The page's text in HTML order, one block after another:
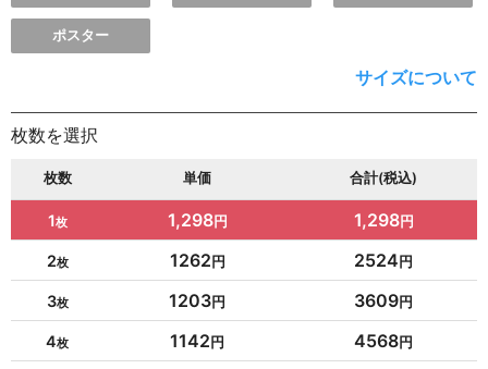
ポスター
サイズについて
枚数を選択
枚数 単価 合計(税込)
1 1,298 1,298
2 1262 2524
3 1203 3609
4 1142 4568